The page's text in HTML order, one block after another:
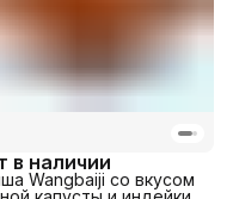
в наличии
Wangbaiji со вкусом